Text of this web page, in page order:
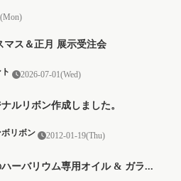
マス＆正月 展示受注会
2026-07-01(Wed)
ルリボン作成しました。
2012-01-19(Thu)
リボン
ーバリウム専用オイル & ガラ...